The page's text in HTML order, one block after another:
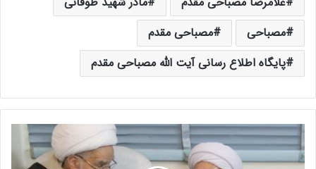
مصباحی
مصباحی مقدم
پایگاه اطلاع رسانی آیت الله مصباحی مقدم
ی
ت